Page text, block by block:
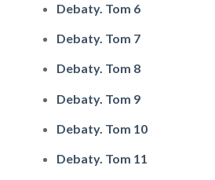
Debaty. Tom 6
Debaty. Tom 7
Debaty. Tom 8
Debaty. Tom 9
Debaty. Tom 10
Debaty. Tom 11